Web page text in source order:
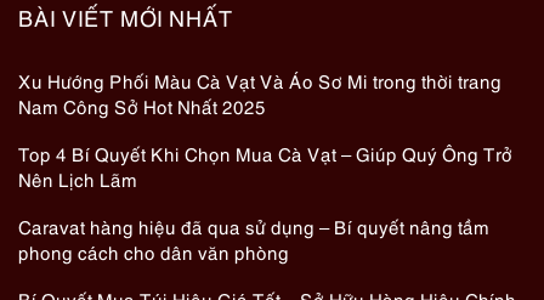
BÀI VIẾT MỚI NHẤT
Xu Hướng Phối Màu Cà Vạt Và Áo Sơ Mi trong thời trang
Nam Công Sở Hot Nhất 2025
Top 4 Bí Quyết Khi Chọn Mua Cà Vạt – Giúp Quý Ông Trở
Nên Lịch Lãm
Caravat hàng hiệu đã qua sử dụng – Bí quyết nâng tầm
phong cách cho dân văn phòng